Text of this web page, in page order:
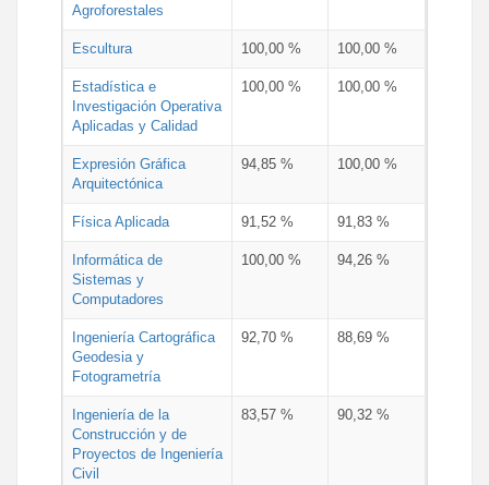
Agroforestales
Escultura 100,00 % 100,00 %
Estadística e
Investigación Operativa
Aplicadas y Calidad
100,00 % 100,00 %
Expresión Gráfica
Arquitectónica
94,85 % 100,00 %
Física Aplicada 91,52 % 91,83 %
Informática de
Sistemas y
Computadores
100,00 % 94,26 %
Ingeniería Cartográfica
Geodesia y
Fotogrametría
92,70 % 88,69 %
Ingeniería de la
Construcción y de
Proyectos de Ingeniería
Civil
83,57 % 90,32 %